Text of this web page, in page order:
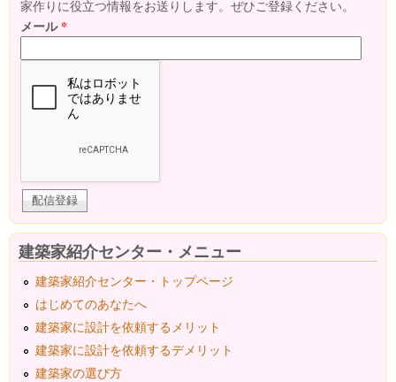
家作りに役立つ情報をお送りします。ぜひご登録ください。
メール*
建築家紹介センター・メニュー
建築家紹介センター・トップページ
はじめてのあなたへ
建築家に設計を依頼するメリット
建築家に設計を依頼するデメリット
建築家の選び方